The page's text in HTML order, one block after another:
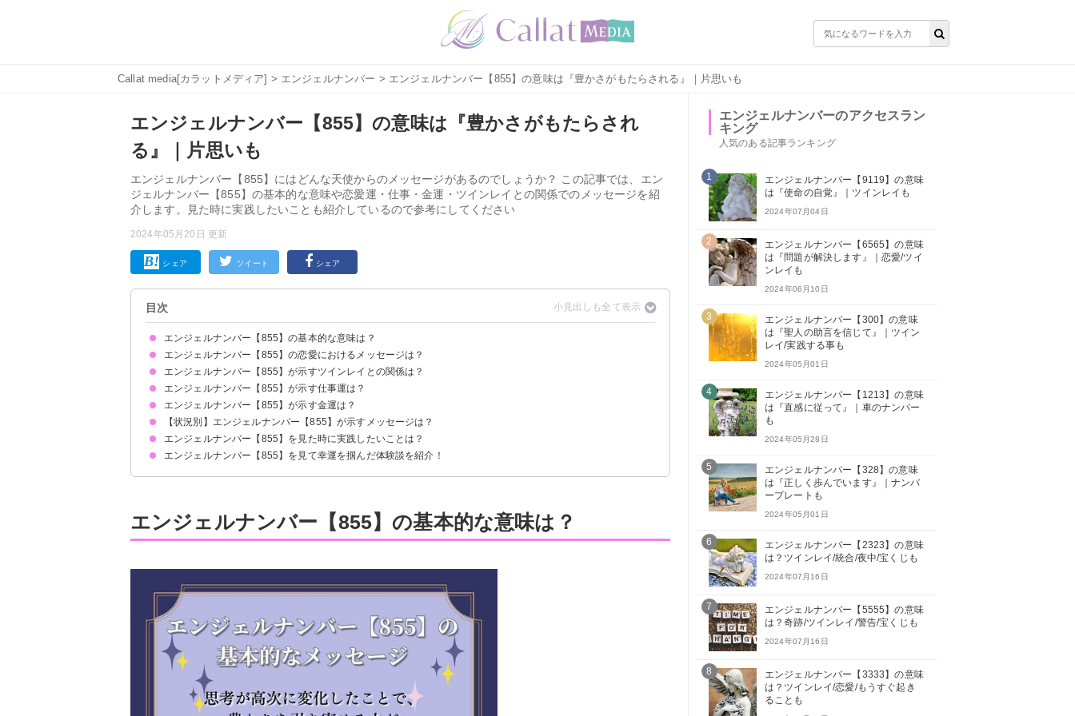
Callat media[カラットメディア] > エンジェルナンバー > エンジェルナンバー【855】の意味は『豊かさがもたらされる』｜片思いも
エンジェルナンバー【855】の意味は『豊かさがもたらされ
る』｜片思いも
エンジェルナンバー【855】にはどんな天使からのメッセージがあるのでしょうか？ この記事では、エン
ジェルナンバー【855】の基本的な意味や恋愛運・仕事・金運・ツインレイとの関係でのメッセージを紹
介します。見た時に実践したいことも紹介しているので参考にしてください
2024年05月20日 更新
シェア ツイート シェア
目次
エンジェルナンバー【855】の基本的な意味は？
スピリチュアルな経験を大切にしましょう
直感を信じてください
エンジェルナンバー【855】の恋愛におけるメッセージは？
片思いしている時
復縁したい時
恋人との関係について
エンジェルナンバー【855】が示すツインレイとの関係は？
自分の感情を包み隠さず伝えましょう
サイレント期間の場合
エンジェルナンバー【855】が示す仕事運は？
エンジェルナンバー【855】が示す金運は？
【状況別】エンジェルナンバー【855】が示すメッセージは？
何度も【855】を見る場合
時計で【855】を見る場合
エンジェルナンバー【855】を見た時に実践したいことは？
瞑想や月光浴をして直感力を高める
自分の感性を大事にする
好きなことに積極的に取り組む
エンジェルナンバー【855】を見て幸運を掴んだ体験談を紹介！
エンジェルナンバー【855】の基本的な意味は？
エンジェルナンバーのアクセスラン
キング
人気のある記事ランキング
1
エンジェルナンバー【9119】の意味
は『使命の自覚』｜ツインレイも
2024年07月04日
2
エンジェルナンバー【6565】の意味
は『問題が解決します』｜恋愛/ツイ
ンレイも
2024年06月10日
3
エンジェルナンバー【300】の意味
は『聖人の助言を信じて』｜ツイン
レイ/実践する事も
2024年05月01日
4
エンジェルナンバー【1213】の意味
は『直感に従って』｜車のナンバー
も
2024年05月28日
5
エンジェルナンバー【328】の意味
は『正しく歩んでいます』｜ナンバ
ープレートも
2024年05月01日
6
エンジェルナンバー【2323】の意味
は？ツインレイ/統合/夜中/宝くじも
2024年07月16日
7
エンジェルナンバー【5555】の意味
は？奇跡/ツインレイ/警告/宝くじも
2024年07月16日
8
エンジェルナンバー【3333】の意味
は？ツインレイ/恋愛/もうすぐ起き
ることも